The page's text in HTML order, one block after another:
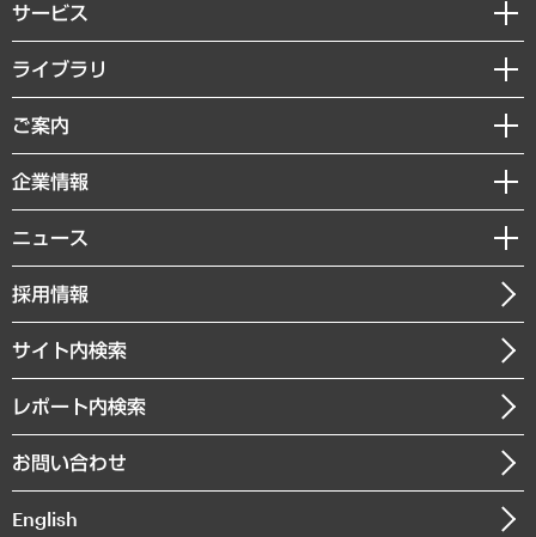
サービス
経営戦略
組織・人事戦略
デジタルイノベーション
共生・ダイバーシティ
GRC（ガバナンス・リスク・コンプライアンス）・防災（政策）
経済・産業・雇用・労働
まちづくり・観光・交通・スポーツ・スマートシティ
自然資源・農林水産業・食料システム
ライブラリ
経済調査
レポート
コラム
経営用語集
受託・受注実績（官公庁関連）
メディア掲載・出演
ご案内
セミナー・イベント情報
MUFGビジネスセミナー
受託案件情報
企業情報
私たちの想い
社長メッセージ
会社概要
沿革
組織図・本部部室紹介
インドネシア現地法人
ニュース
ニュースリリース
お知らせ
採用情報
サイト内検索
レポート内検索
お問い合わせ
English